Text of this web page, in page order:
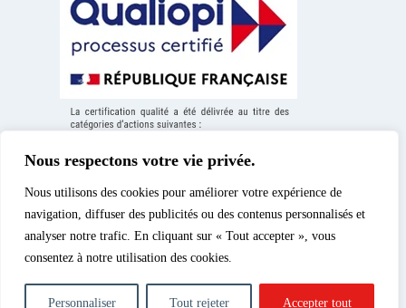
Nous respectons votre vie privée.
Nous utilisons des cookies pour améliorer votre expérience de
navigation, diffuser des publicités ou des contenus personnalisés et
analyser notre trafic. En cliquant sur « Tout accepter », vous
consentez à notre utilisation des cookies.
Personnaliser Tout rejeter Accepter tout
Politique de confidentialité
Politique des cookies
d’enseignement supérieur
privé | Tous droits réservés.